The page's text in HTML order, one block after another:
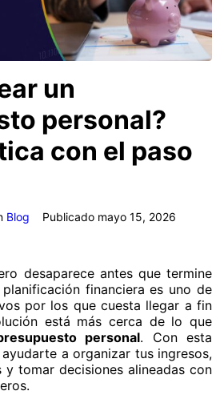
un
personal?
con el paso
Blog Publicado mayo 15, 2026
desaparece antes que termine
financiera es uno de
por los que cuesta llegar a fin
está más cerca de lo que
personal. Con esta
a organizar tus ingresos,
tomar decisiones alineadas con